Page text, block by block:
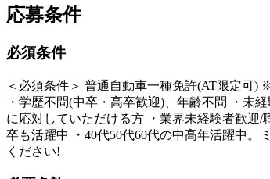
応募条件
必須条件
＜必須条件＞ 普通自動車一種免許(AT限定可
・学歴不問(中卒・高卒歓迎)、年齢不問 ・未
に応対していただける方 ・業界未経験者歓迎
卒も活躍中 ・40代50代60代の中高年活躍中
ください!